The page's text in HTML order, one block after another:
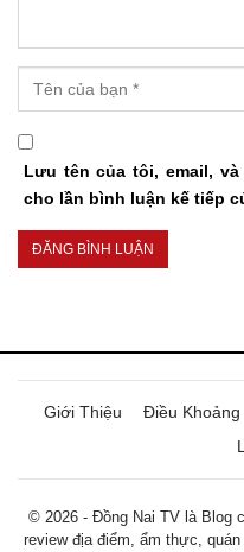
Lưu tên của tôi, email,
cho lần bình luận kế tiếp
Giới Thiệu Điều Khoảng
© 2026 - Đồng Nai TV là Blog
review địa điểm, ẩm thực,